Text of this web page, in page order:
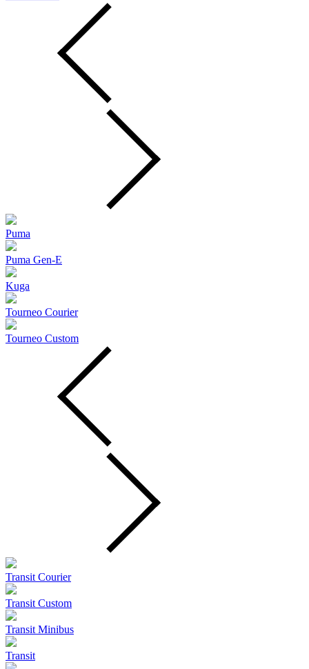
Puma
Puma Gen‑E
Kuga
Tourneo Courier
Tourneo Custom
Transit Courier
Transit Custom
Transit Minibus
Transit